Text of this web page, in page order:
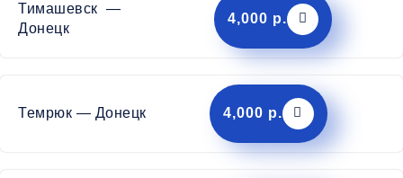
Тимашевск —
Донецк
4,000 р.
Темрюк — Донецк 4,000 р.